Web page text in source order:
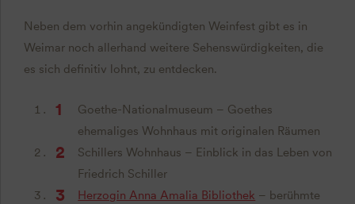
Neben dem vorhin angekündigten Weinfest gibt es in
Weimar noch allerhand weitere Sehenswürdigkeiten, die
es sich definitiv lohnt, zu entdecken.
Goethe-Nationalmuseum – Goethes
ehemaliges Wohnhaus mit originalen Räumen
Schillers Wohnhaus – Einblick in das Leben von
Friedrich Schiller
Herzogin Anna Amalia Bibliothek – berühmte